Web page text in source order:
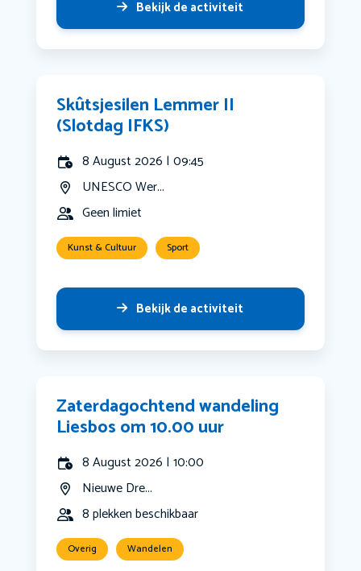
Bekijk de activiteit
Skûtsjesilen Lemmer II
(Slotdag IFKS)
8 August 2026 | 09:45
UNESCO Wer...
Geen limiet
Kunst & Cultuur Sport
Bekijk de activiteit
Zaterdagochtend wandeling
Liesbos om 10.00 uur
8 August 2026 | 10:00
Nieuwe Dre...
8 plekken beschikbaar
Overig Wandelen